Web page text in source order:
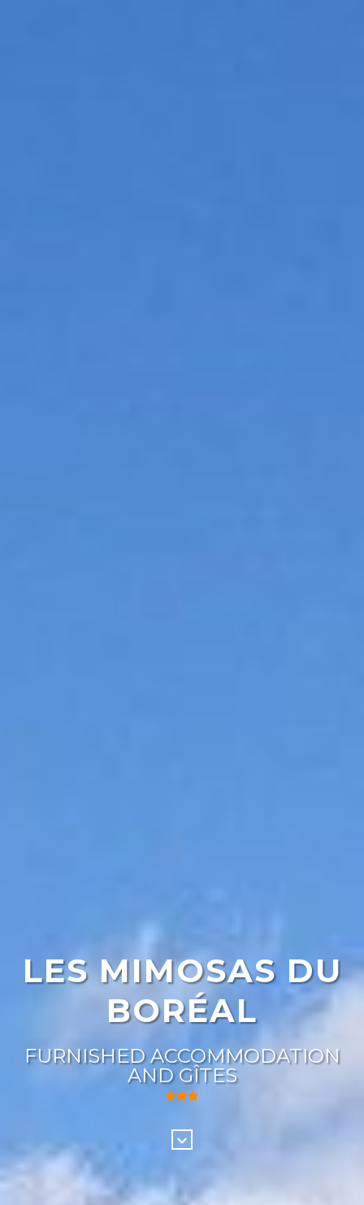
LES MIMOSAS DU
BORÉAL
FURNISHED ACCOMMODATION
AND GÎTES